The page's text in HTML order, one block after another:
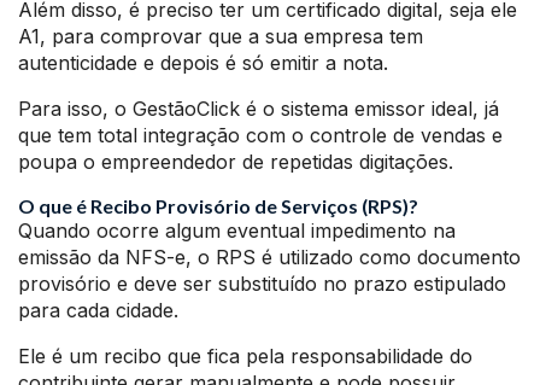
Além disso, é preciso ter um certificado digital, seja ele
A1, para comprovar que a sua empresa tem
autenticidade e depois é só emitir a nota.
Para isso, o GestãoClick é o sistema emissor ideal, já
que tem total integração com o controle de vendas e
poupa o empreendedor de repetidas digitações.
O que é Recibo Provisório de Serviços (RPS)?
Quando ocorre algum eventual impedimento na
emissão da NFS-e, o RPS é utilizado como documento
provisório e deve ser substituído no prazo estipulado
para cada cidade.
Ele é um recibo que fica pela responsabilidade do